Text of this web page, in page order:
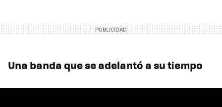
Una banda que se adelantó a su tiempo